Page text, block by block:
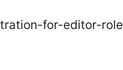
for-editor-role